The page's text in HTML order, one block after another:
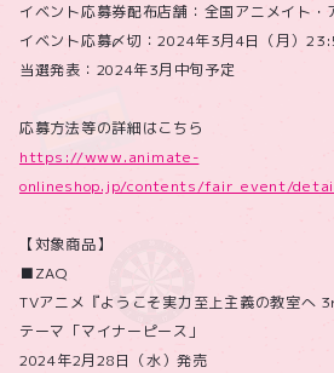
イベント応募券配布店舗：全国アニメイト・
イベント応募〆切：2024年3月4日（月）
当選発表：2024年3月中旬予定
応募方法等の詳細はこちら
https://www.animate-
onlineshop.jp/contents/fair_event/
【対象商品】
■ZAQ
TVアニメ『ようこそ実力至上主義の教室へ
テーマ「マイナーピース」
2024年2月28日（水）発売